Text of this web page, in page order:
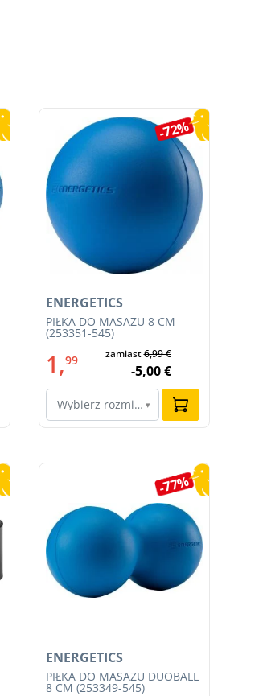
-72%
PIŁKA DO MASAŻU 8 CM
(253351-545)
ENERGETICS
1,99 zamiast6,99 €
-5,00 €
Wybierz rozmiar…
▾
-77%
PIŁKA DO MASAŻU DUOBALL
8 CM (253349-545)
ENERGETICS